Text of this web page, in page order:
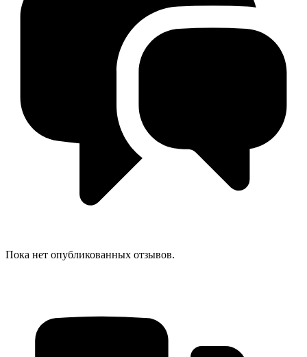
Пока нет опубликованных отзывов.